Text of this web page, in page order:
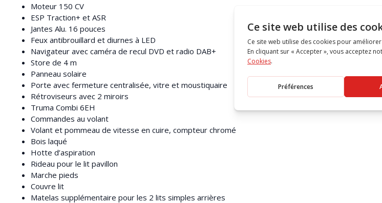
Moteur 150 CV
ESP Traction+ et ASR
Jantes Alu. 16 pouces
Feux antibrouillard et diurnes à LED
Navigateur avec caméra de recul DVD et radio DAB+
Store de 4 m
Panneau solaire
Porte avec fermeture centralisée, vitre et moustiquaire
Rétroviseurs avec 2 miroirs
Truma Combi 6EH
Commandes au volant
Volant et pommeau de vitesse en cuire, compteur chromé
Bois laqué
Hotte d’aspiration
Rideau pour le lit pavillon
Marche pieds
Couvre lit
Matelas supplémentaire pour les 2 lits simples arrières